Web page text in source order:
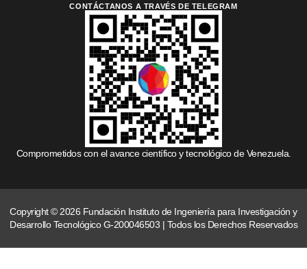
CONTÁCTANOS A TRAVÉS DE TELEGRAM
Comprometidos con el avance científico y tecnológico de Venezuela.
Copyright © 2026 Fundación Instituto de Ingeniería para Investigación y
Desarrollo Tecnológico G-200046503 | Todos los Derechos Reservados